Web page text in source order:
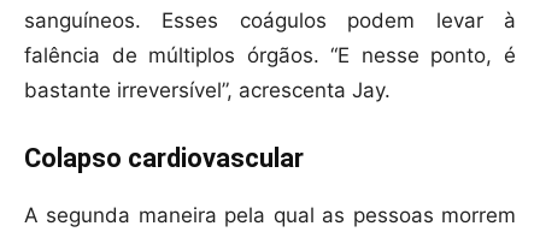
sanguíneos. Esses coágulos podem levar à
falência de múltiplos órgãos. “E nesse ponto, é
bastante irreversível”, acrescenta Jay.
Colapso cardiovascular
A segunda maneira pela qual as pessoas morrem